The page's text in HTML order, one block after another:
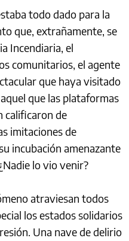
todo dado para la
que, extrañamente, se
Incendiaria, el
comunitarios, el agente
que haya visitado
que las plataformas
calificaron de
imitaciones de
incubación amenazante
lo vio venir?
atraviesan todos
los estados solidarios
Una nave de delirio